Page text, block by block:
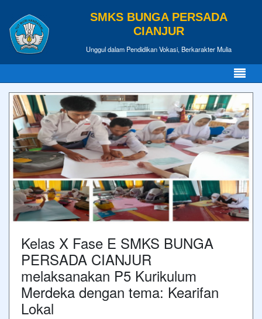
SMKS BUNGA PERSADA
CIANJUR
Unggul dalam Pendidikan Vokasi, Berkarakter Mulia
Kelas X Fase E SMKS BUNGA
PERSADA CIANJUR
melaksanakan P5 Kurikulum
Merdeka dengan tema: Kearifan
Lokal